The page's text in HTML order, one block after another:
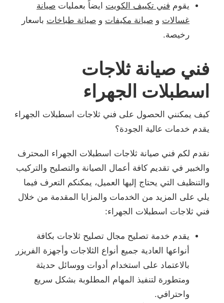
يقوم فني تكييف الكويت ايضاً بعمليات صيانة
غسالات و صيانة مكيفات و صيانة طباخات باسعار
رخيصة.
فني صيانة ثلاجات
اسطبلات الجهراء
كيف يمكنني الحصول على فني ثلاجات اسطبلات الجهراء
يقدم خدمات عالية الجودة؟
نقدم لكم فني صيانة ثلاجات اسطبلات الجهراء المحترف
والخبير في تقديم كافة أعمال الصيانة والتصليح والتركيب
والتنظيف التي يحتاج إليها العميل، يمكنكم التعرف فيما
يلي على المزيد من الخدمات والمزايا المقدمة من خلال
فني ثلاجات اسطبلات الجهراء:
يقدم خدمة تصليح مجال تصليح ثلاجات بكافة
أنواعها العادية جميع أنواع الثلاجات وأجهزة الفريزر
بالاعتماد على استخدام أدوات ووسائل حديثة
ومتطورة لتنفيذ المهام المطلوبة بشكل سريع
واحترافي.